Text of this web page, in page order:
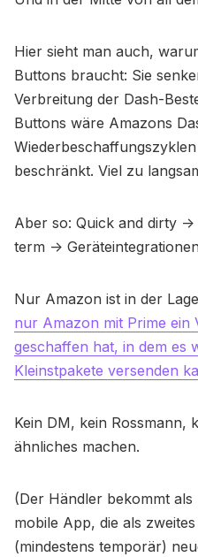
Hier sieht man auch,
Buttons braucht: Sie
Verbreitung der Dash-
Buttons wäre Amazons
beschränkt. Viel zu
Aber so: Quick and dirty -
term -> Geräteintegrationen
Nur Amazon ist in der
nur Amazon mit Prime ein
geschaffen hat, in dem es
Kleinstpakete versenden
Kein DM, kein Rossmann,
ähnliches machen.
(Der Händler bekommt
mobile App, die als
(mindestens temporär)